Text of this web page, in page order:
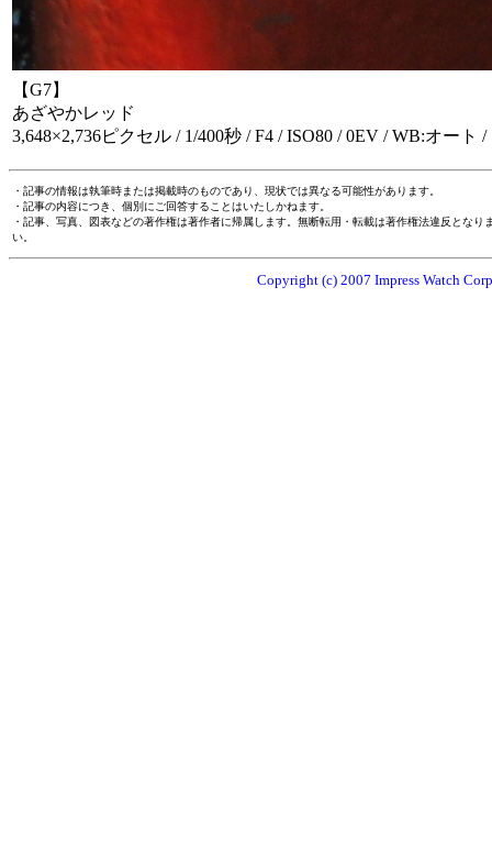
【G7】
あざやかレッド
3,648×2,736ピクセル / 1/400秒 / F4 / ISO80 / 0EV / WB:オート /
・記事の情報は執筆時または掲載時のものであり、現状では異なる可能性があります。
・記事の内容につき、個別にご回答することはいたしかねます。
・記事、写真、図表などの著作権は著作者に帰属します。無断転用・転載は著作権法違反とな
い。
Copyright (c) 2007 Impress Watch